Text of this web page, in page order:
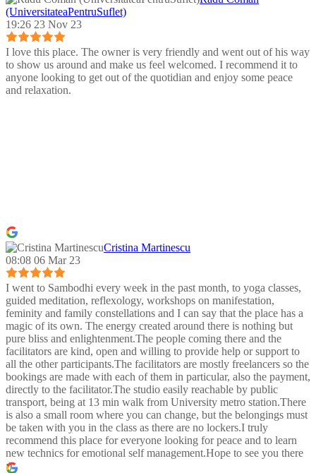
(UniversitateaPentruSuflet)
19:26 23 Nov 23
I love this place. The owner is very friendly and went out of his way
to show us around and make us feel welcomed. I recommend it to
anyone looking to get out of the quotidian and enjoy some peace
and relaxation.
Cristina Martinescu
08:08 06 Mar 23
I went to Sambodhi every week in the past month, to yoga classes,
guided meditation, reflexology, workshops on manifestation,
feminity and family constellations and I can say that the place has a
magic of its own. The energy created around there is nothing but
pure bliss and enlightenment.The people coming there and the
facilitators are kind, open and willing to provide help or support to
all the other participants.The facilitators are mostly freelancers so the
bookings are made with each of them in particular, also the payment,
directly to the facilitator.The studio easily reachable by public
transport, being at 13 min walk from University metro station.There
is also a small room where you can change, but the belongings must
be taken with you in the class as there are no lockers.I truly
recommend this place for everyone looking for peace and to learn
new technics for emotional self management.Hope to see you there
:)